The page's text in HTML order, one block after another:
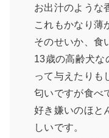
お出汁のような
これもかなり薄
そのせいか、食
13歳の高齢犬な
って与えたりも
匂いですが食べ
好き嫌いのほと
しいです。